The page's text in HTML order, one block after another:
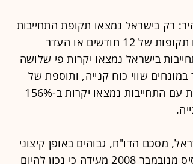
רק בישראל נמצאו תקופת התחייבות
של 24 או 36 חודשים. במדינות אחרות נמצאו תקופות של 12 חודשים או העדר
בישראל נמצאו יקרות פי שלושה
בעולם - פער של 44.2 דולר במונחים שווי כוח קנייה, ותוספת של
197% למחיר הממוצע שנדגם בעולם. החבילות עם התחייבות נמצאו יקרות ב-156%
מסכם הדו"ח, גבוהים באופן קיצוני
ביחס למקובל בעולם. עליית מחירי חבילת הבסיס מנובמבר 2008 מעידה כי נכון להיום